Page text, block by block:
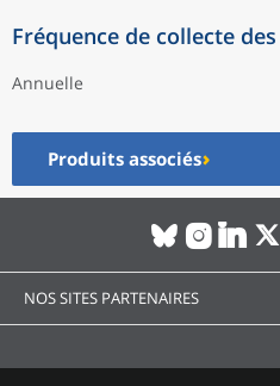
Fréquence de collecte
Annuelle
Produits associés
NOS SITES PARTENAIRES